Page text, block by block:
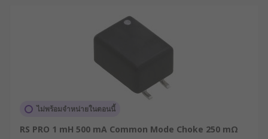
ไม่พร้อมจำหน่ายในตอนนี้
RS PRO 1 mH 500 mA Common Mode Choke 250 mΩ